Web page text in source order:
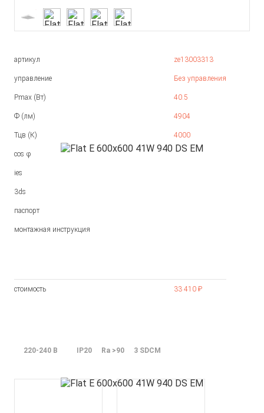
артикул ze13003313
управление Без управления
Pmax (Вт) 40.5
Ф (лм) 4904
Тцв (К) 4000
cos φ
ies
3ds
паспорт
монтажная инструкция
стоимость 33 410 ₽
220-240 В IP20 Ra >90 3 SDCM